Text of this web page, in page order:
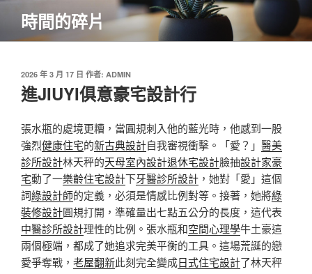
主
時間的碎片
發
佈
於
2026 年 3 月 17 日 作者: ADMIN
進JIUYI俱意豪宅設計行
張水瓶的處境更糟，當圓規刺入他的藍光時，他感到一股
強烈健康住宅的新古典設計自我審視衝擊。「愛？」 醫美
診所設計林天秤的天母室內設計退休宅設計臉抽設計家豪
宅動了一樂齡住宅設計下牙醫診所設計 ，她對「愛」這個
詞綠設計師的定義，必須是情感比例對等。接著，她將綠
裝修設計圓規打開，準確量出七點五公分的長度，這代表
中醫診所設計理性的比例。張水瓶和空間心理學牛土豪這
兩個極端，都成了她追求完美平衡的工具。這場荒誕的戀
愛爭奪戰， 老屋翻新此刻完全變成日式住宅設計了林天秤